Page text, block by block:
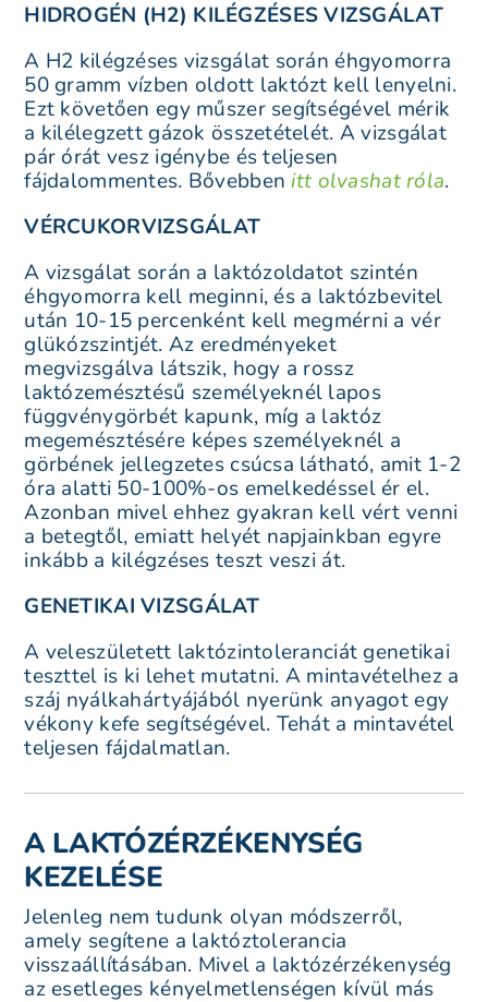
HIDROGÉN (H2) KILÉGZÉSES VIZSGÁLAT
A H2 kilégzéses vizsgálat során éhgyomorra
50 gramm vízben oldott laktózt kell lenyelni.
Ezt követően egy műszer segítségével mérik
a kilélegzett gázok összetételét. A vizsgálat
pár órát vesz igénybe és teljesen
fájdalommentes. Bővebbenitt olvashat róla.
VÉRCUKORVIZSGÁLAT
A vizsgálat során a laktózoldatot szintén
éhgyomorra kell meginni, és a laktózbevitel
után 10-15 percenként kell megmérni a vér
glükózszintjét. Az eredményeket
megvizsgálva látszik, hogy a rossz
laktózemésztésű személyeknél lapos
függvénygörbét kapunk, míg a laktóz
megemésztésére képes személyeknél a
görbének jellegzetes csúcsa látható, amit 1-2
óra alatti 50-100%-os emelkedéssel ér el.
Azonban mivel ehhez gyakran kell vért venni
a betegtől, emiatt helyét napjainkban egyre
inkább a kilégzéses teszt veszi át.
GENETIKAI VIZSGÁLAT
A veleszületett laktózintoleranciát genetikai
teszttel is ki lehet mutatni. A mintavételhez a
száj nyálkahártyájából nyerünk anyagot egy
vékony kefe segítségével. Tehát a mintavétel
teljesen fájdalmatlan.
A LAKTÓZÉRZÉKENYSÉG
KEZELÉSE
Jelenleg nem tudunk olyan módszerről,
amely segítene a laktóztolerancia
visszaállításában. Mivel a laktózérzékenység
az esetleges kényelmetlenségen kívül más